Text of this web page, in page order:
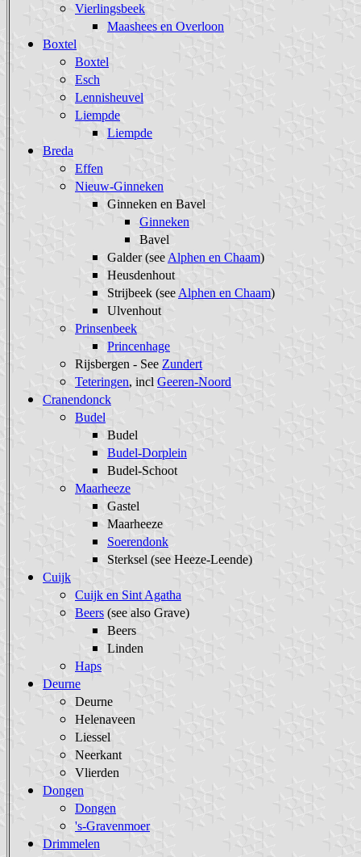
Vierlingsbeek
Maashees en Overloon
Boxtel
Boxtel
Esch
Lennisheuvel
Liempde
Liempde
Breda
Effen
Nieuw-Ginneken
Ginneken en Bavel
Ginneken
Bavel
Galder (see Alphen en Chaam)
Heusdenhout
Strijbeek (see Alphen en Chaam)
Ulvenhout
Prinsenbeek
Princenhage
Rijsbergen - See Zundert
Teteringen, incl Geeren-Noord
Cranendonck
Budel
Budel
Budel-Dorplein
Budel-Schoot
Maarheeze
Gastel
Maarheeze
Soerendonk
Sterksel (see Heeze-Leende)
Cuijk
Cuijk en Sint Agatha
Beers (see also Grave)
Beers
Linden
Haps
Deurne
Deurne
Helenaveen
Liessel
Neerkant
Vlierden
Dongen
Dongen
's-Gravenmoer
Drimmelen